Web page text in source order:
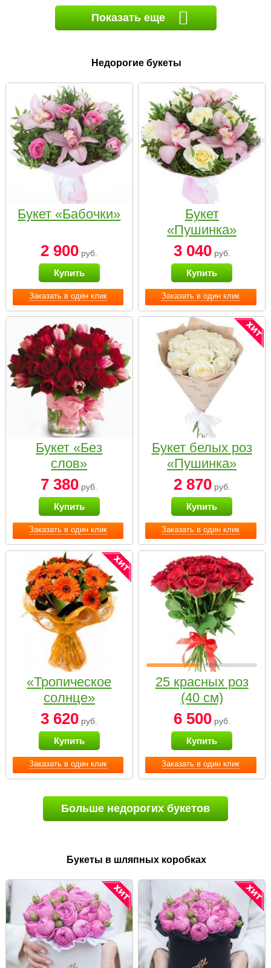
Показать еще
Недорогие букеты
Заказать в один клик
Букет «Бабочки»
2 900 руб.
Купить
Заказать в один клик
Букет
«Пушинка»
3 040руб.
Купить
Заказать в один клик
Букет «Без
слов»
7 380 руб.
Купить
Заказать в один клик
Букет белых роз
«Пушинка»
2 870руб.
Купить
Заказать в один клик
«Тропическое
солнце»
3 620 руб.
Купить
Заказать в один клик
25 красных роз
(40 см)
6 500руб.
Купить
Больше недорогих букетов
Букеты в шляпных коробках